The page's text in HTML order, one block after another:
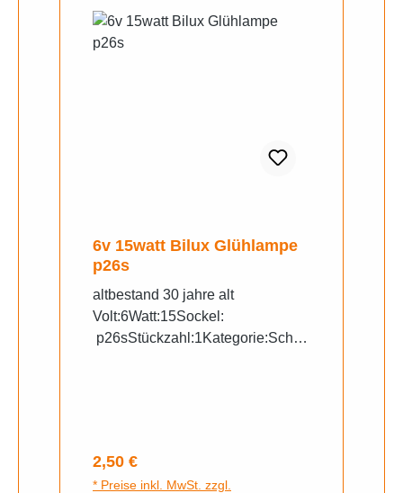
6v 15watt Bilux Glühlampe
p26s
altbestand 30 jahre alt
Volt:6Watt:15Sockel:
p26sStückzahl:1Kategorie:Schei
Regulärer Preis:
2,50 €
* Preise inkl. MwSt. zzgl.